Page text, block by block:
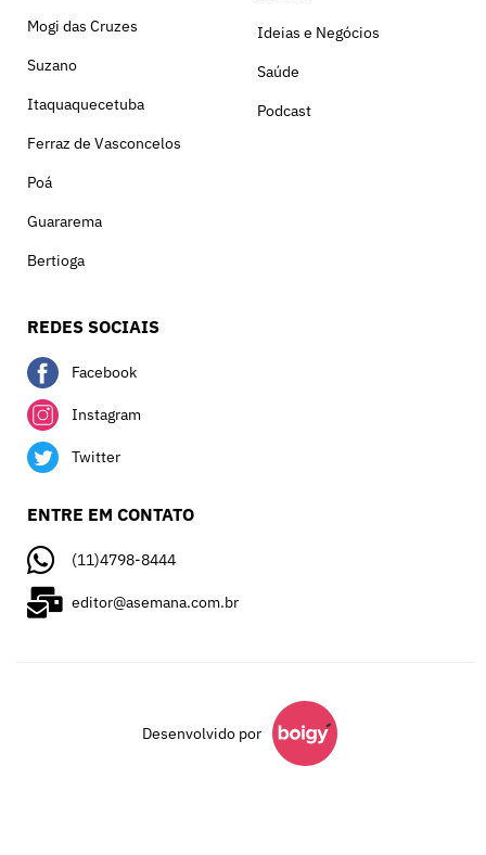
Mogi das Cruzes
Suzano
Itaquaquecetuba
Ferraz de Vasconcelos
Poá
Guararema
Bertioga
Ideias e Negócios
Saúde
Podcast
REDES SOCIAIS
Facebook
Instagram
Twitter
ENTRE EM CONTATO
(11)4798-8444
editor@asemana.com.br
Desenvolvido por